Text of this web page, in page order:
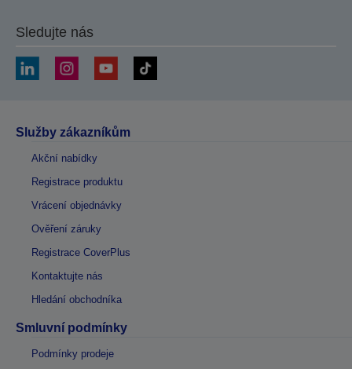
Sledujte nás
Služby zákazníkům
Akční nabídky
Registrace produktu
Vrácení objednávky
Ověření záruky
Registrace CoverPlus
Kontaktujte nás
Hledání obchodníka
Smluvní podmínky
Podmínky prodeje